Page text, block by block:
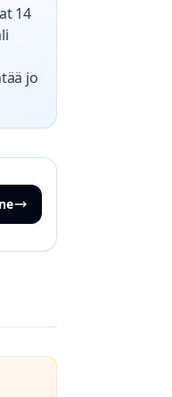
14
jo